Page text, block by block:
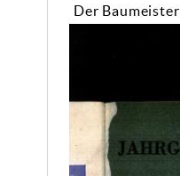
Der Baumeister